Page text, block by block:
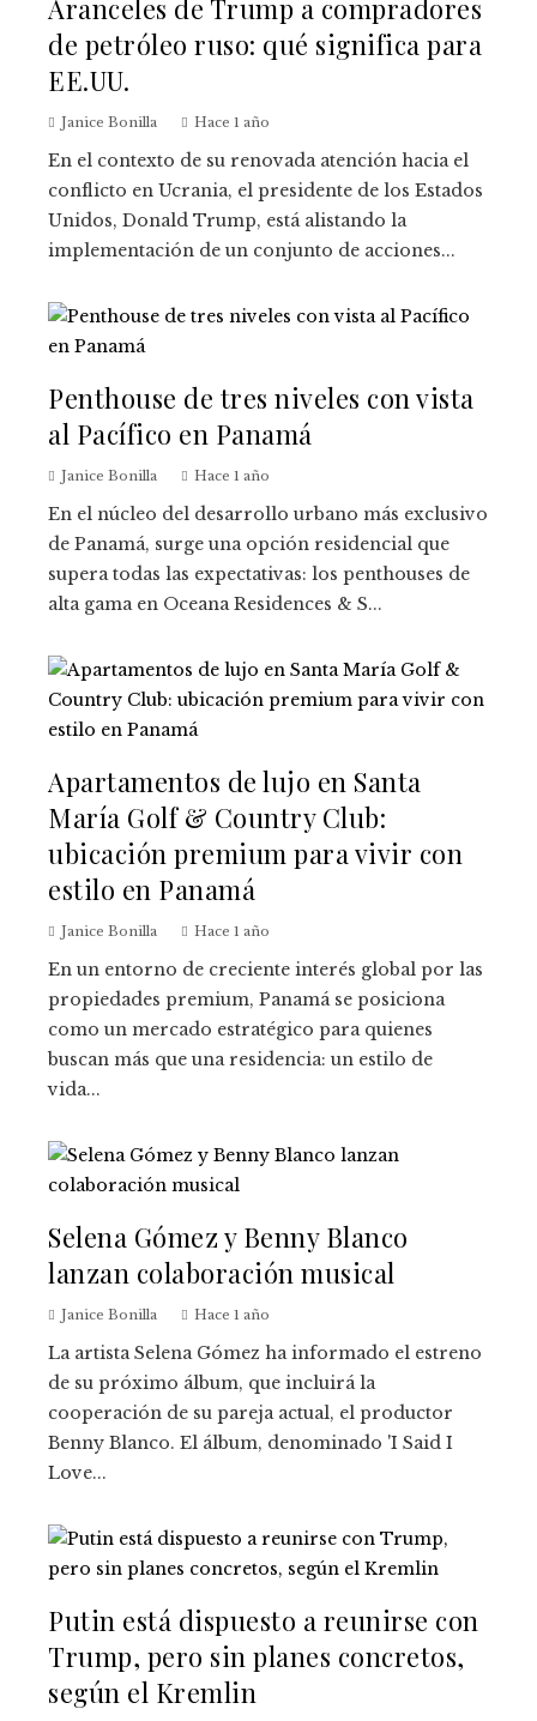
Aranceles de Trump a compradores
de petróleo ruso: qué significa para
EE.UU.
Janice Bonilla Hace 1 año
En el contexto de su renovada atención hacia el
conflicto en Ucrania, el presidente de los Estados
Unidos, Donald Trump, está alistando la
implementación de un conjunto de acciones...
Penthouse de tres niveles con vista
al Pacífico en Panamá
Janice Bonilla Hace 1 año
En el núcleo del desarrollo urbano más exclusivo
de Panamá, surge una opción residencial que
supera todas las expectativas: los penthouses de
alta gama en Oceana Residences & S...
Apartamentos de lujo en Santa
María Golf & Country Club:
ubicación premium para vivir con
estilo en Panamá
Janice Bonilla Hace 1 año
En un entorno de creciente interés global por las
propiedades premium, Panamá se posiciona
como un mercado estratégico para quienes
buscan más que una residencia: un estilo de
vida...
Selena Gómez y Benny Blanco
lanzan colaboración musical
Janice Bonilla Hace 1 año
La artista Selena Gómez ha informado el estreno
de su próximo álbum, que incluirá la
cooperación de su pareja actual, el productor
Benny Blanco. El álbum, denominado 'I Said I
Love...
Putin está dispuesto a reunirse con
Trump, pero sin planes concretos,
según el Kremlin